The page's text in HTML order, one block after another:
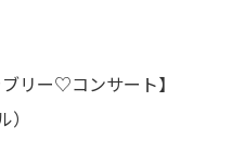
ー♡コンサート】